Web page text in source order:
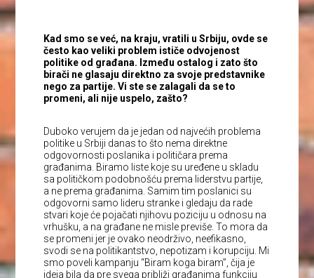
Kad smo se već, na kraju, vratili u Srbiju, ovde se
često kao veliki problem ističe odvojenost
politike od građana. Između ostalog i zato što
birači ne glasaju direktno za svoje predstavnike
nego za partije. Vi ste se zalagali da se to
promeni, ali nije uspelo, zašto?
Duboko verujem da je jedan od najvećih problema
politike u Srbiji danas to što nema direktne
odgovornosti poslanika i političara prema
građanima. Biramo liste koje su uređene u skladu
sa političkom podobnošću prema liderstvu partije,
a ne prema građanima. Samim tim poslanici su
odgovorni samo lideru stranke i gledaju da rade
stvari koje će pojačati njihovu poziciju u odnosu na
vrhušku, a na građane ne misle previše. To mora da
se promeni jer je ovako neodrživo, neefikasno,
svodi se na politikantstvo, nepotizam i korupciju. Mi
smo poveli kampanju “Biram koga biram”, čija je
ideja bila da pre svega približi građanima funkciju